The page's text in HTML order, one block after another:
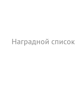
Наградной список